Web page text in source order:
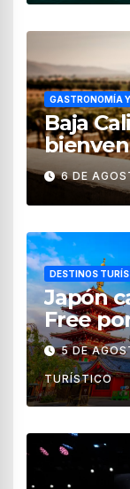
GASTRONOMÍA
Baja
6 DE
DESTINOS
Japón
Free
de 2026
5 DE
TURÍSTICO